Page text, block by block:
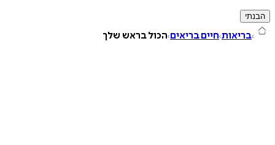
הבנתי
בריאות חיים בריאים הכול בראש שלך